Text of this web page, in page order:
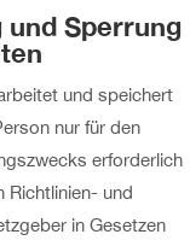
und Sperrung
und speichert
nur für den
erforderlich
Richtlinien- und
in Gesetzen